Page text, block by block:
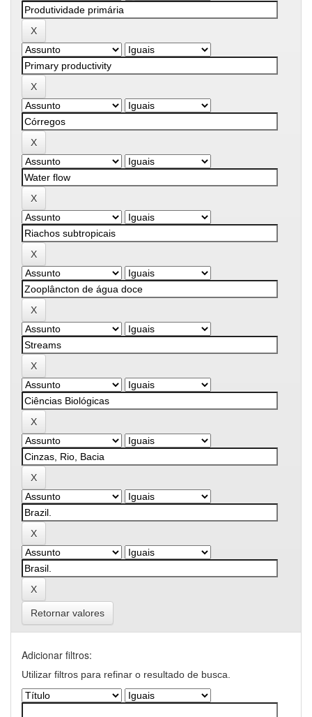
Retornar valores
Adicionar filtros:
Utilizar filtros para refinar o resultado de busca.